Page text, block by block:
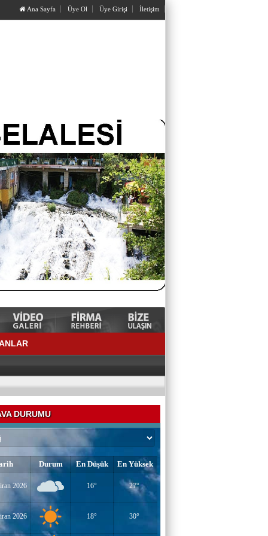
Ana Sayfa Üye Ol Üye Girişi İletişim
DURUMU
Durum En Düşük En Yüksek
2026 16° 27°
2026 18° 30°
YAZAR-ŞAİR MİRAÇ DOĞAN
Mavi Işık İnsanları